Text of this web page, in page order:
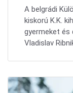
A belgrádi
kiskorú K.K.
gyermeket és
Vladislav